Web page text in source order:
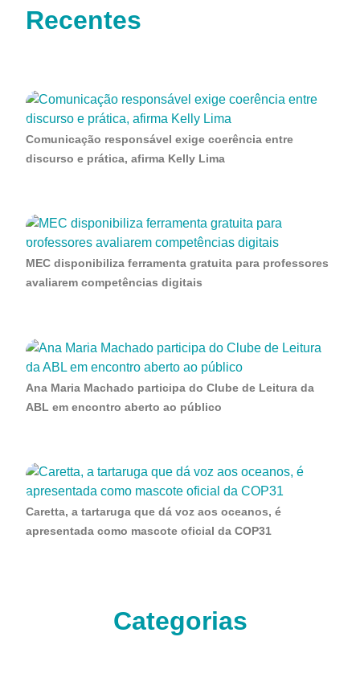
Recentes
Comunicação responsável exige coerência entre
discurso e prática, afirma Kelly Lima
MEC disponibiliza ferramenta gratuita para professores
avaliarem competências digitais
Ana Maria Machado participa do Clube de Leitura da
ABL em encontro aberto ao público
Caretta, a tartaruga que dá voz aos oceanos, é
apresentada como mascote oficial da COP31
Categorias